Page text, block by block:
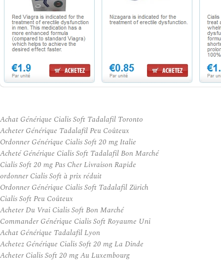
Achat Générique Cialis Soft Tadalafil Toronto
Acheter Générique Tadalafil Peu Coûteux
Ordonner Générique Cialis Soft 20 mg Italie
Acheté Générique Cialis Soft Tadalafil Bon Marché
Cialis Soft 20 mg Pas Cher Livraison Rapide
ordonner Cialis Soft à prix réduit
Ordonner Générique Cialis Soft Tadalafil Zürich
Cialis Soft Peu Coûteux
Acheter Du Vrai Cialis Soft Bon Marché
Commander Générique Cialis Soft Royaume Uni
Achat Générique Tadalafil Lyon
Achetez Générique Cialis Soft 20 mg La Dinde
Acheter Cialis Soft 20 mg Au Luxembourg